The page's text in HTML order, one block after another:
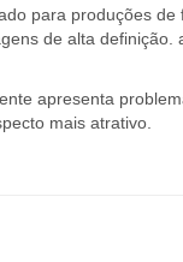
para produções de
de alta definição.
apresenta
mais atrativo.